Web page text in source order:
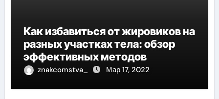
Как избавиться от жировиков на
разных участках тела: обзор
эффективных методов
znakcomstva_ Мар 17, 2022